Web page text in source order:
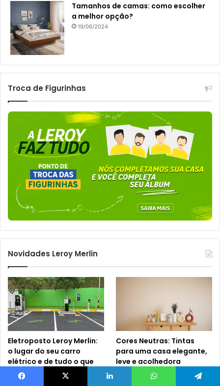
Tamanhos de camas: como escolher
a melhor opção?
19/06/2024
Troca de Figurinhas
Novidades Leroy Merlin
Eletroposto Leroy Merlin:
o lugar do seu carro
elétrico e de tudo o que
sua casa precisa!
Cores Neutras: Tintas
para uma casa elegante,
leve e acolhedora
1 semana atrás